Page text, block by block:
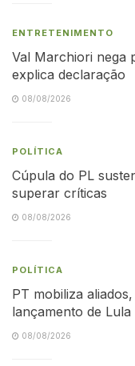
ENTRETENIMENTO
Val Marchiori nega
explica declaração
08/08/2026
POLÍTICA
Cúpula do PL
superar críticas
08/08/2026
POLÍTICA
PT mobiliza
lançamento de Lula
08/08/2026